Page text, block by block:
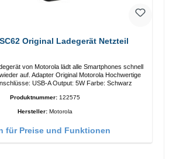
Original Ladegerät Netzteil
von Motorola lädt alle Smartphones schnell
Original Motorola Hochwertige
Anschlüsse: USB-A Output: 5W Farbe: Schwarz
Produktnummer: 122575
Hersteller: Motorola
für Preise und Funktionen